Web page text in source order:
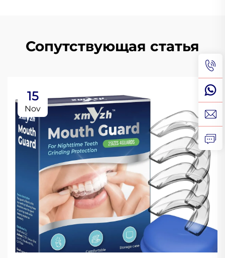
Сопутствующая статья
15
Nov